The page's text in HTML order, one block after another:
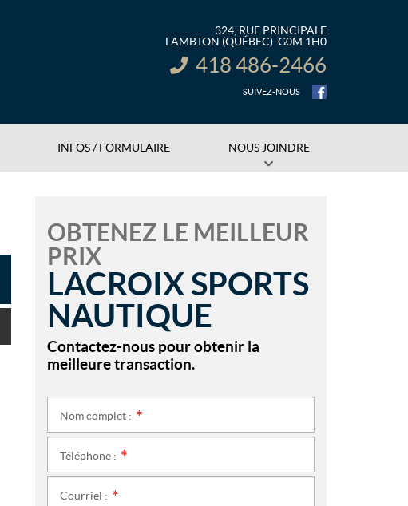
324, RUE PRINCIPALE
LAMBTON (QUÉBEC) G0M 1H0
INFORMATION :
418 486-2466
SUIVEZ-NOUS
INFOS / FORMULAIRE NOUS JOINDRE
OBTENEZ LE MEILLEUR
PRIX
LACROIX SPORTS
NAUTIQUE
Contactez-nous pour obtenir la
meilleure transaction.
Nom complet :
Téléphone :
Courriel :